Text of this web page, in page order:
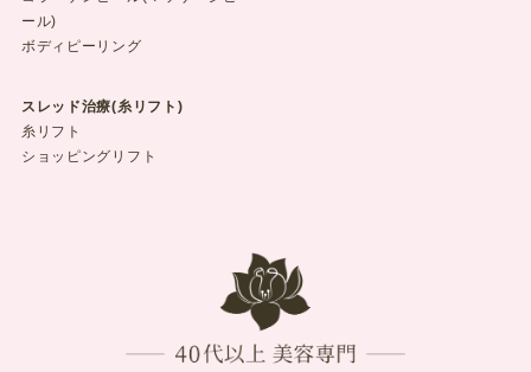
ール)
ボディピーリング
スレッド治療(糸リフト)
糸リフト
ショッピングリフト